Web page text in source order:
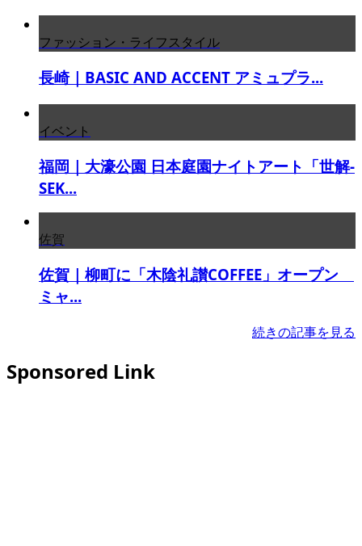
ファッション・ライフスタイル
長崎｜BASIC AND ACCENT アミュプラ...
イベント
福岡｜大濠公園 日本庭園ナイトアート「世解-
SEK...
佐賀
佐賀｜柳町に「木陰礼讃COFFEE」オープン
ミャ...
続きの記事を見る
Sponsored Link